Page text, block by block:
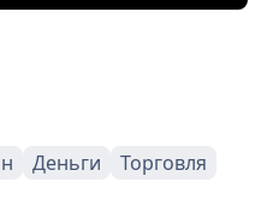
Деньги
Торговля